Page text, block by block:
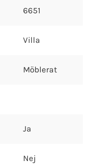
6651
Villa
Möblerat
Ja
Nej